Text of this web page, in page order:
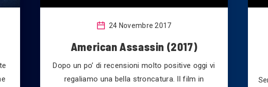
24 Novembre 2017
American Assassin (2017)
Dopo un po’ di recensioni molto positive oggi vi
regaliamo una bella stroncatura. Il film in